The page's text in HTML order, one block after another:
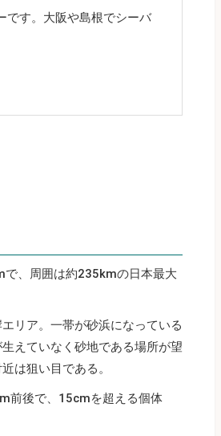
です。大阪や島根でシーバ
で、周囲は約235kmの日本最大
リア。一帯が砂浜になっている
えていなく砂地である場所が望
は狙い目である。
前後で、15cmを超える個体